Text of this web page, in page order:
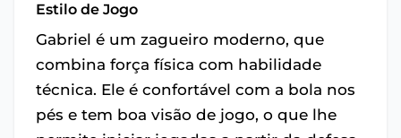
Estilo de Jogo
Gabriel é um zagueiro moderno, que
combina força física com habilidade
técnica. Ele é confortável com a bola nos
pés e tem boa visão de jogo, o que lhe